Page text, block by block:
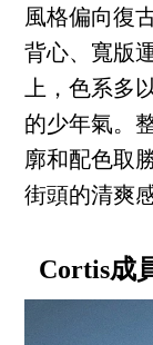
風格偏向復
背心、寬版
上，色系多
的少年氣。
廓和配色取
街頭的清爽感
Cortis成